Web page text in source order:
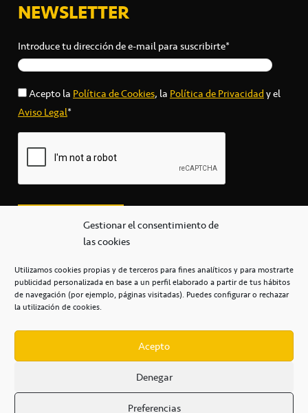
Gestionar el consentimiento de
las cookies
Utilizamos cookies propias y de terceros para fines analíticos y para mostrarte
publicidad personalizada en base a un perfil elaborado a partir de tus hábitos
de navegación (por ejemplo, páginas visitadas). Puedes configurar o rechazar
la utilización de cookies.
Acepto
Denegar
Preferencias
NEWSLETTER
Introduce tu dirección de e-mail para suscribirte*
Acepto laPolítica de Cookies, laPolítica de Privacidady el
Aviso Legal*
secretaria@cbcanarias.es
+34 922 253 684
Casa del Deporte / 38108 – La Laguna
POLÍTICA DE PRIVACIDAD / POLÍTICA DE COOKIES /